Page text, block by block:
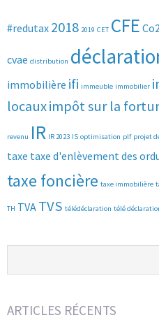
#redutax 2018 2019 CET CFE
cvae distribution
immobilière ifi immeuble immobilier
locauximpôt sur la
revenu IR IR 2023 IS optimisation plf projet
taxe taxe d'enlèvement des
taxe foncière taxe immobilière
TH TVA TVS télédéclaration télé
ARTICLES RÉCENTS